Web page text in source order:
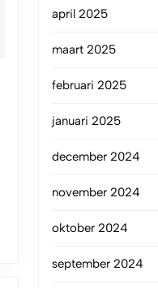
april 2025
maart 2025
februari 2025
januari 2025
december 2024
november 2024
oktober 2024
september 2024